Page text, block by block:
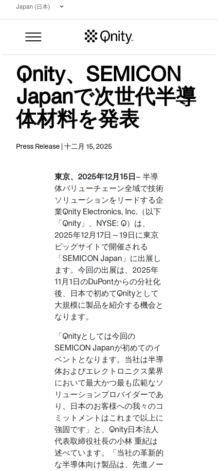
Japan (日本)
Qnity、SEMICON
Japanで次世代半導
体材料を発表
Press Release | 十二月 15, 2025
東京、2025年12月15日– 半導
体バリューチェーン全域で技術
ソリューションをリードする企
業Qnity Electronics, Inc.（以下
「Qnity」、NYSE: Q）は、
2025年12月17日～19日に東京
ビッグサイトで開催される
「SEMICON Japan」に出展し
ます。今回の出展は、2025年
11月1日のDuPontからの分社化
後、日本で初めてQnityとして
大規模に製品を紹介する機会と
なります。
「Qnityとしては今回の
SEMICON Japanが初めてのイ
ベントとなります。当社は半導
体およびエレクトロニクス業界
において最大かつ最も広範なソ
リューションプロバイダーであ
り、日本のお客様への我々のコ
ミットメントはこれまで以上に
強固です」と、Qnity日本法人
代表取締役社長の小林 重紀は
述べています。「当社の革新的
な半導体向け製品は、先進ノー